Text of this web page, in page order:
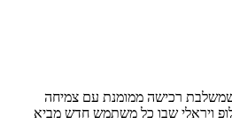
רכישה ממומנת עם צמיחה
ויראלי שבו כל משתמש חדש מביא